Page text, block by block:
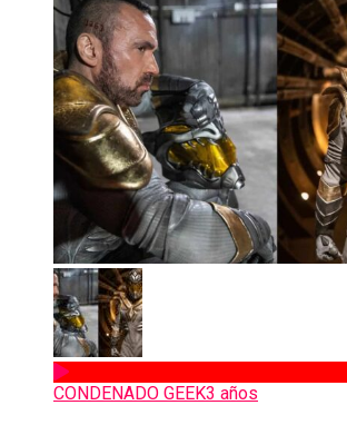
CONDENADO GEEK3 años